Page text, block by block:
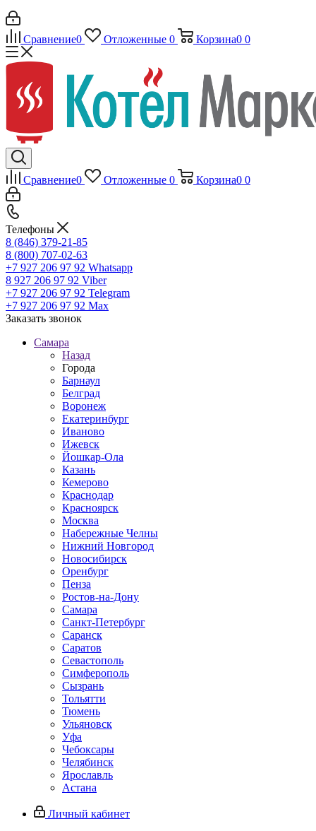
Сравнение0 Отложенные 0 Корзина0 0
Сравнение0 Отложенные 0 Корзина0 0
Телефоны
8 (846) 379-21-85
8 (800) 707-02-63
+7 927 206 97 92 Whatsapp
8 927 206 97 92 Viber
+7 927 206 97 92 Telegram
+7 927 206 97 92 Max
Заказать звонок
Самара
Назад
Города
Барнаул
Белград
Воронеж
Екатеринбург
Иваново
Ижевск
Йошкар-Ола
Казань
Кемерово
Краснодар
Красноярск
Москва
Набережные Челны
Нижний Новгород
Новосибирск
Оренбург
Пенза
Ростов-на-Дону
Самара
Санкт-Петербург
Саранск
Саратов
Севастополь
Симферополь
Сызрань
Тольятти
Тюмень
Ульяновск
Уфа
Чебоксары
Челябинск
Ярославль
Астана
Личный кабинет